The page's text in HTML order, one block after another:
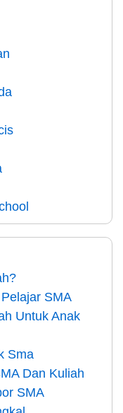
SMA
Untuk Anak
Sma
Dan Kuliah
SMA